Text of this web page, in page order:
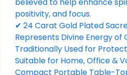
believed to help enhance
positivity, and focus.
✔ 24 Carat Gold Plated
Represents Divine Energy of
Traditionally Used for
Suitable for Home, Office &
Compact Portable Table-